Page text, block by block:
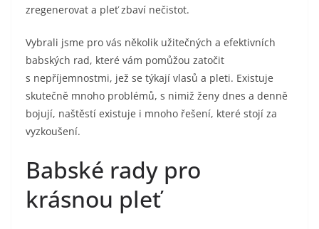
zregenerovat a pleť zbaví nečistot.
Vybrali jsme pro vás několik užitečných a efektivních
babských rad, které vám pomůžou zatočit
s nepříjemnostmi, jež se týkají vlasů a pleti. Existuje
skutečně mnoho problémů, s nimiž ženy dnes a denně
bojují, naštěstí existuje i mnoho řešení, které stojí za
vyzkoušení.
Babské rady pro
krásnou pleť